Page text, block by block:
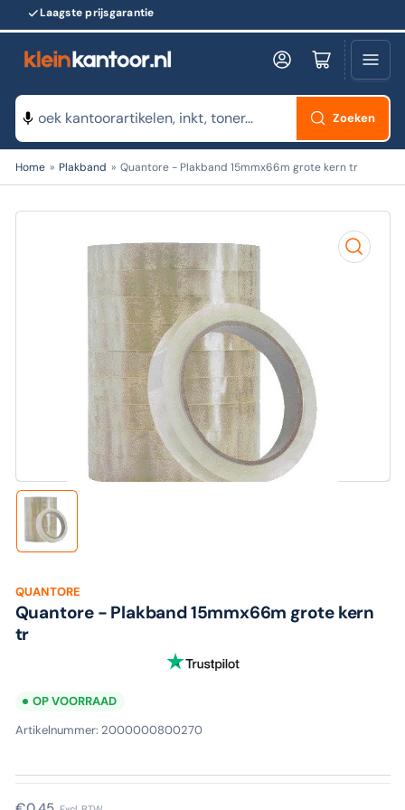
Laagste prijsgarantie
Zoeken
naar
Zoeken
Log in Minikarretje openen
Home » Plakband » Quantore - Plakband 15mmx66m grote kern tr
Open
media
1
in
modaal
Laad
afbeelding
galerijweergave
QUANTORE
Quantore - Plakband 15mmx66m grote kern
tr
OP VOORRAAD
Artikelnummer: 2000000800270